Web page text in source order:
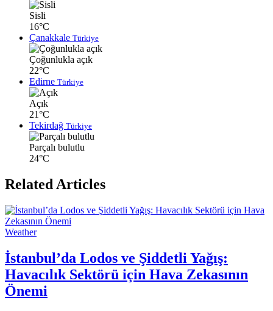
Sisli
16°C
Çanakkale Türkiye
Çoğunlukla açık
22°C
Edirne Türkiye
Açık
21°C
Tekirdağ Türkiye
Parçalı bulutlu
24°C
Related Articles
Weather
İstanbul’da Lodos ve Şiddetli Yağış:
Havacılık Sektörü için Hava Zekasının
Önemi